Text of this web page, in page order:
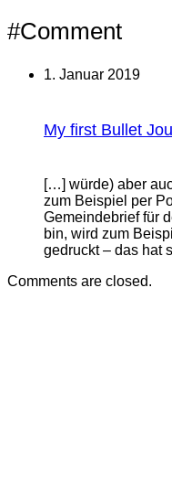
#Comment
1. Januar 2019
My first Bullet
[…] würde) aber
zum Beispiel per
Gemeindebrief für
bin, wird zum
gedruckt – das hat
Comments are closed.